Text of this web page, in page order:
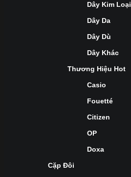
Dây Kim Loại
Dây Da
Dây Dù
Dây Khác
Thương Hiệu Hot
Casio
Fouetté
Citizen
OP
Doxa
Cặp Đôi